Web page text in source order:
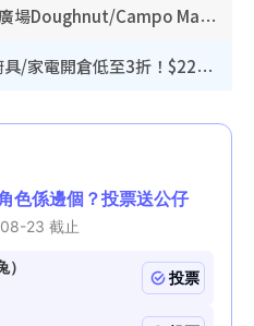
開倉優惠｜銅鑼灣時代廣場Doughnut/Campo Marzio開倉低至1折！背囊、書包、手袋劈價$200起
廚具開倉｜特福Tefal廚具/家電開倉低至3折！$220起買平底鍋/炒鑊/湯煲！電飯煲/吸塵機/燙斗$418起